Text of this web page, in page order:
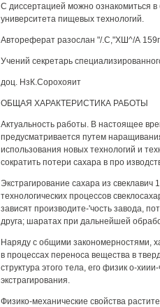
С диссертацией можно ознакомиться в
университета пищевых технологий.
Автореферат разослан "/.С,"ХШ^/А
Учений секретарь
доц. НзК.Сорохояит
ОБЩАЯ ХАРАКТЕРИСТИКА РАБОТЫ
Актуальность работы. В настоящее
предусматривается путем
использования новых технологий и
сократить потери сахара в про
Экстрагирование сахара из
технологических процессов
зависят производите-'чость завода,
друга; шаратах при дальнейшей
Наряду с общими закономерностями,
в процессах переноса вещества в
структура этого тела, его физик о-
экстрагирования.
Физико-механические свойства